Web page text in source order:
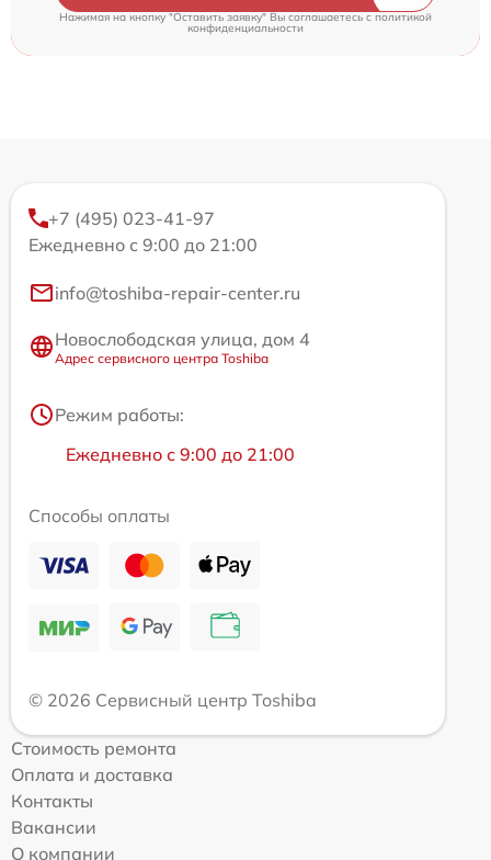
Нажимая на кнопку "Оставить заявку" Вы соглашаетесь cполитикой
конфиденциальности
+7 (495) 023-41-97
Ежедневно с 9:00 до 21:00
info@toshiba-repair-center.ru
Новослободская улица, дом 4
Адрес сервисного центра Toshiba
Режим работы:
Ежедневно с 9:00 до 21:00
Способы оплаты
© 2026 Сервисный центр Toshiba
Стоимость ремонта
Оплата и доставка
Контакты
Вакансии
О компании